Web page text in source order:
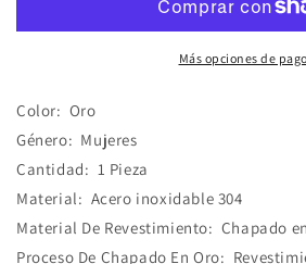
Inoxidable
oro
Acero
Inoxidable
Chapado
Más opciones de pago
Color: Oro
Género: Mujeres
Cantidad: 1 Pieza
Material: Acero inoxidable 304
Material De Revestimiento: Chapado
Proceso De Chapado En Oro: